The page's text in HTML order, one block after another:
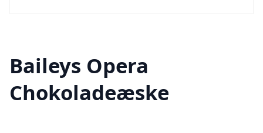
Baileys Opera
Chokoladeæske